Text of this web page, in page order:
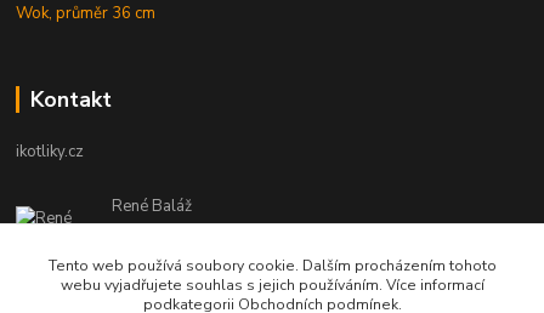
Wok, průměr 36 cm
Kontakt
ikotliky.cz
René Baláž
Eshop: +421 902 212 007
od 8:00 - do 16:00 hod
info@ikotliky.cz
Tento web používá soubory cookie. Dalším procházením tohoto
webu vyjadřujete souhlas s jejich používáním. Více informací
podkategorii Obchodních podmínek.